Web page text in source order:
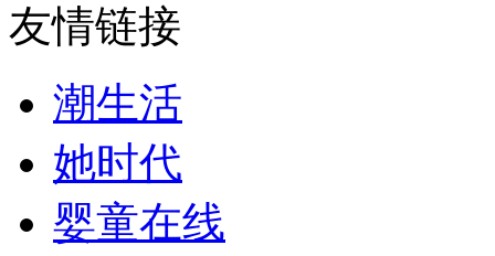
友情链接
潮生活
她时代
婴童在线